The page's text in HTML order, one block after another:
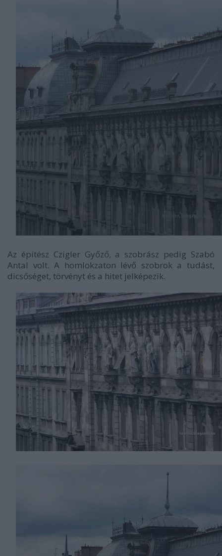
Az építész Czigler Győző, a szobrász pedig Szabó
Antal volt. A homlokzaton lévő szobrok a tudást,
dicsőséget, törvényt és a hitet jelképezik.